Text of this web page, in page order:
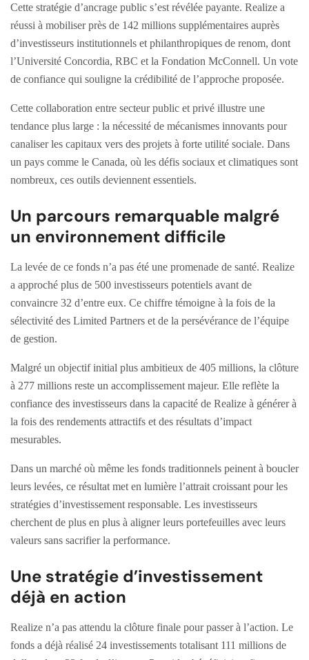
Cette stratégie d’ancrage public s’est révélée payante. Realize a
réussi à mobiliser près de 142 millions supplémentaires auprès
d’investisseurs institutionnels et philanthropiques de renom, dont
l’Université Concordia, RBC et la Fondation McConnell. Un vote
de confiance qui souligne la crédibilité de l’approche proposée.
Cette collaboration entre secteur public et privé illustre une
tendance plus large : la nécessité de mécanismes innovants pour
canaliser les capitaux vers des projets à forte utilité sociale. Dans
un pays comme le Canada, où les défis sociaux et climatiques sont
nombreux, ces outils deviennent essentiels.
Un parcours remarquable malgré
un environnement difficile
La levée de ce fonds n’a pas été une promenade de santé. Realize
a approché plus de 500 investisseurs potentiels avant de
convaincre 32 d’entre eux. Ce chiffre témoigne à la fois de la
sélectivité des Limited Partners et de la persévérance de l’équipe
de gestion.
Malgré un objectif initial plus ambitieux de 405 millions, la clôture
à 277 millions reste un accomplissement majeur. Elle reflète la
confiance des investisseurs dans la capacité de Realize à générer à
la fois des rendements attractifs et des résultats d’impact
mesurables.
Dans un marché où même les fonds traditionnels peinent à boucler
leurs levées, ce résultat met en lumière l’attrait croissant pour les
stratégies d’investissement responsable. Les investisseurs
cherchent de plus en plus à aligner leurs portefeuilles avec leurs
valeurs sans sacrifier la performance.
Une stratégie d’investissement
déjà en action
Realize n’a pas attendu la clôture finale pour passer à l’action. Le
fonds a déjà réalisé 24 investissements totalisant 111 millions de